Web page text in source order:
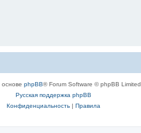
phpBB® Forum Software © phpBB Limited
Русская поддержка phpBB
Конфиденциальность| Правила